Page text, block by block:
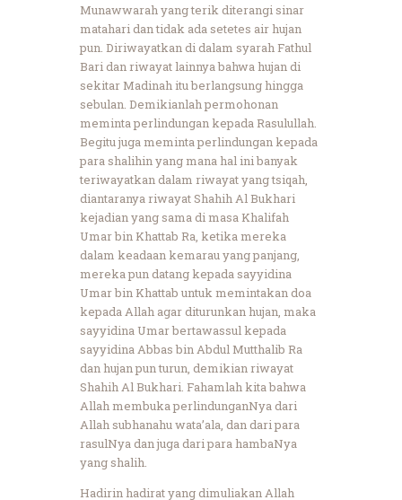
Munawwarah yang terik diterangi sinar
matahari dan tidak ada setetes air hujan
pun. Diriwayatkan di dalam syarah Fathul
Bari dan riwayat lainnya bahwa hujan di
sekitar Madinah itu berlangsung hingga
sebulan. Demikianlah permohonan
meminta perlindungan kepada Rasulullah.
Begitu juga meminta perlindungan kepada
para shalihin yang mana hal ini banyak
teriwayatkan dalam riwayat yang tsiqah,
diantaranya riwayat Shahih Al Bukhari
kejadian yang sama di masa Khalifah
Umar bin Khattab Ra, ketika mereka
dalam keadaan kemarau yang panjang,
mereka pun datang kepada sayyidina
Umar bin Khattab untuk memintakan doa
kepada Allah agar diturunkan hujan, maka
sayyidina Umar bertawassul kepada
sayyidina Abbas bin Abdul Mutthalib Ra
dan hujan pun turun, demikian riwayat
Shahih Al Bukhari. Fahamlah kita bahwa
Allah membuka perlindunganNya dari
Allah subhanahu wata’ala, dan dari para
rasulNya dan juga dari para hambaNya
yang shalih.
Hadirin hadirat yang dimuliakan Allah